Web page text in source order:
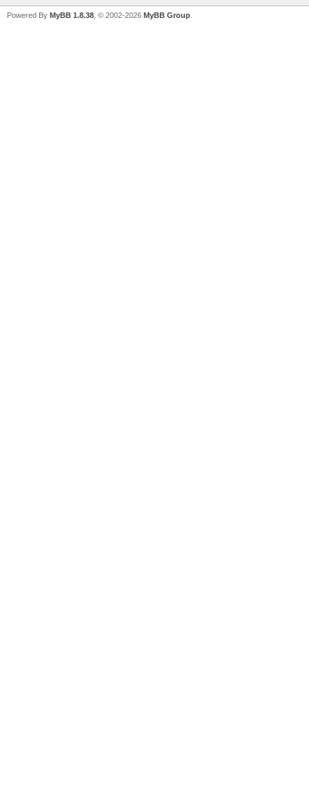
Powered By MyBB 1.8.38 , © 2002-2026 MyBB Group